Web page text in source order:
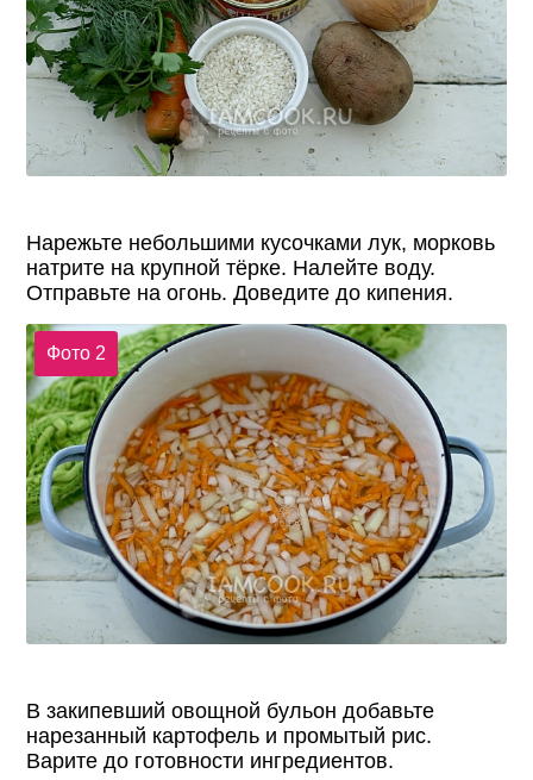
Нарежьте небольшими кусочками лук, морковь
натрите на крупной тёрке. Налейте воду.
Отправьте на огонь. Доведите до кипения.
Фото 2
В закипевший овощной бульон добавьте
нарезанный картофель и промытый рис.
Варите до готовности ингредиентов.